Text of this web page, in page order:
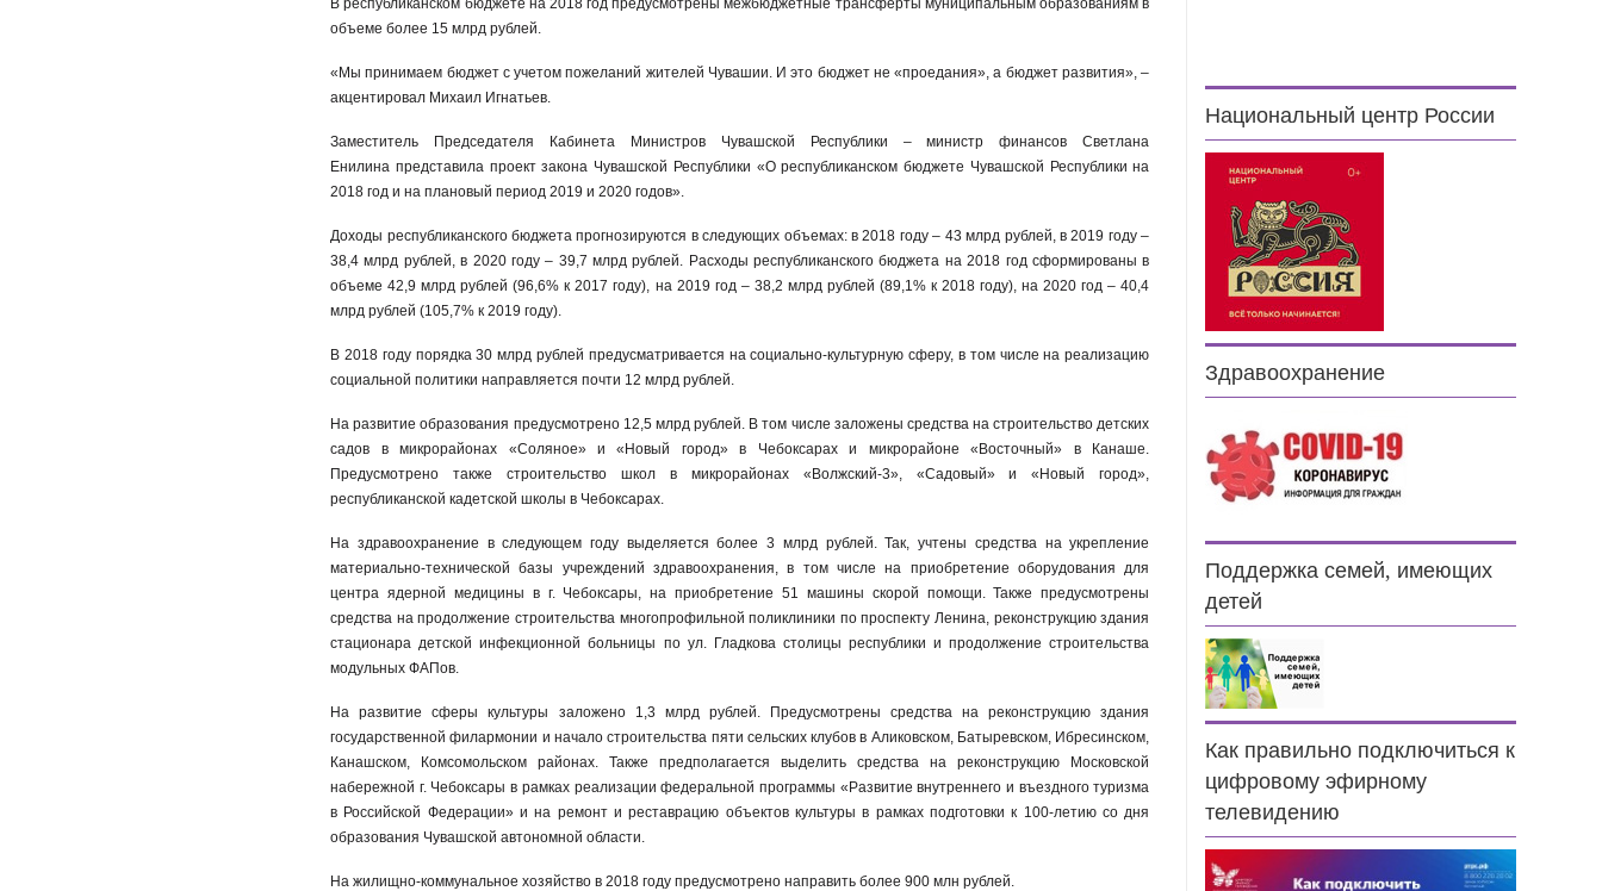
В республиканском бюджете на 2018 год предусмотрены межбюджетные трансферты муниципальным образованиям в
объеме более 15 млрд рублей.
«Мы принимаем бюджет с учетом пожеланий жителей Чувашии. И это бюджет не «проедания», а бюджет развития», –
акцентировал Михаил Игнатьев.
Заместитель Председателя Кабинета Министров Чувашской Республики – министр финансов Светлана
Енилина представила проект закона Чувашской Республики «О республиканском бюджете Чувашской Республики на
2018 год и на плановый период 2019 и 2020 годов».
Доходы республиканского бюджета прогнозируются в следующих объемах: в 2018 году – 43 млрд рублей, в 2019 году –
38,4 млрд рублей, в 2020 году – 39,7 млрд рублей. Расходы республиканского бюджета на 2018 год сформированы в
объеме 42,9 млрд рублей (96,6% к 2017 году), на 2019 год – 38,2 млрд рублей (89,1% к 2018 году), на 2020 год – 40,4
млрд рублей (105,7% к 2019 году).
В 2018 году порядка 30 млрд рублей предусматривается на социально-культурную сферу, в том числе на реализацию
социальной политики направляется почти 12 млрд рублей.
На развитие образования предусмотрено 12,5 млрд рублей. В том числе заложены средства на строительство детских
садов в микрорайонах «Соляное» и «Новый город» в Чебоксарах и микрорайоне «Восточный» в Канаше.
Предусмотрено также строительство школ в микрорайонах «Волжский-3», «Садовый» и «Новый город»,
республиканской кадетской школы в Чебоксарах.
На здравоохранение в следующем году выделяется более 3 млрд рублей. Так, учтены средства на укрепление
материально-технической базы учреждений здравоохранения, в том числе на приобретение оборудования для
центра ядерной медицины в г. Чебоксары, на приобретение 51 машины скорой помощи. Также предусмотрены
средства на продолжение строительства многопрофильной поликлиники по проспекту Ленина, реконструкцию здания
стационара детской инфекционной больницы по ул. Гладкова столицы республики и продолжение строительства
модульных ФАПов.
На развитие сферы культуры заложено 1,3 млрд рублей. Предусмотрены средства на реконструкцию здания
государственной филармонии и начало строительства пяти сельских клубов в Аликовском, Батыревском, Ибресинском,
Канашском, Комсомольском районах. Также предполагается выделить средства на реконструкцию Московской
набережной г. Чебоксары в рамках реализации федеральной программы «Развитие внутреннего и въездного туризма
в Российской Федерации» и на ремонт и реставрацию объектов культуры в рамках подготовки к 100-летию со дня
образования Чувашской автономной области.
На жилищно-коммунальное хозяйство в 2018 году предусмотрено направить более 900 млн рублей.
Национальный центр России
Здравоохранение
Поддержка семей, имеющих
детей
Как правильно подключиться к
цифровому эфирному
телевидению